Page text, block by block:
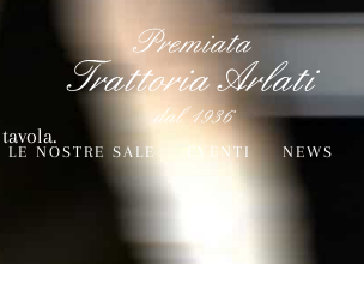
LE NOSTRE SALE EVENTI NEWS